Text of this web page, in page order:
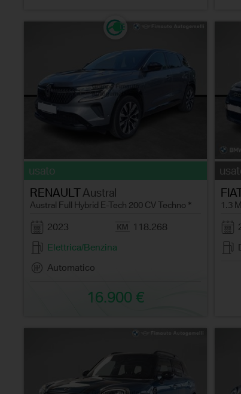
usato
RENAULTAustral
Austral Full Hybrid E-Tech 200 CV Techno *
2023
118.268
Elettrica/Benzina
Automatico
16.900 €
1.3